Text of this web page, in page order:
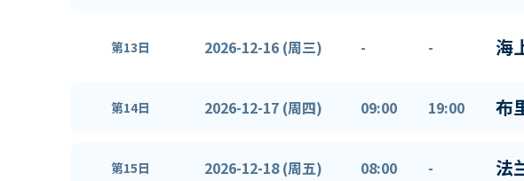
第13日 2026-12-16 (周三) - - 海
第14日 2026-12-17 (周四) 09:00 19:00 布
第15日 2026-12-18 (周五) 08:00 - 法